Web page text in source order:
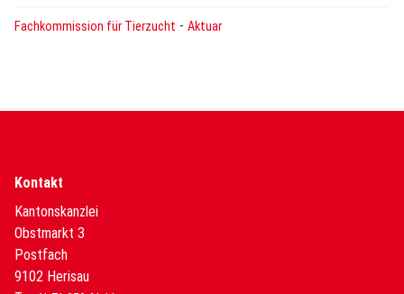
Fachkommission für Tierzucht - Aktuar
Kontakt
Kantonskanzlei
Obstmarkt 3
Postfach
9102 Herisau